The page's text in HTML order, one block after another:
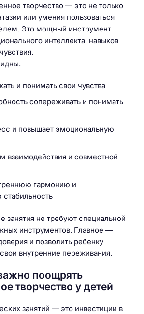
творчество — это не только
или умения пользоваться
Это мощный инструмент
интеллекта, навыков
и понимать свои чувства
сопереживать и понимать
и повышает эмоциональную
взаимодействия и совместной
гармонию и
занятия не требуют специальной
инструментов. Главное —
и позволить ребенку
внутренние переживания.
поощрять
творчество у детей
занятий — это инвестиции в